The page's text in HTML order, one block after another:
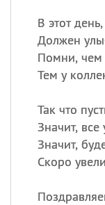
В этот
Должен
Помни, чем
Тем у
Так что
Значит,
Значит,
Скоро